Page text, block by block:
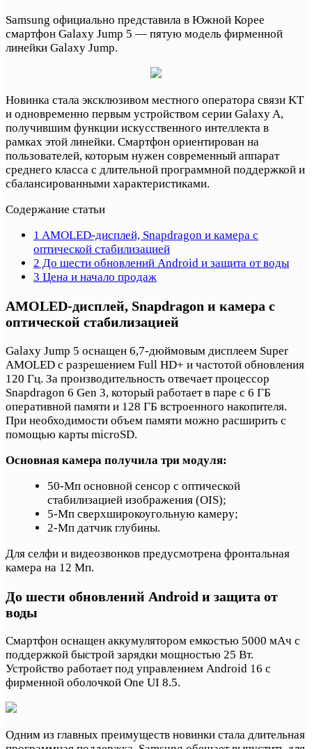
Samsung официально представила в Южной Корее
смартфон Galaxy Jump 5 — пятую модель фирменной
линейки Galaxy Jump.
Новинка стала эксклюзивом местного оператора связи KT
и одновременно первым устройством серии Galaxy A,
получившим функции искусственного интеллекта в
рамках этой линейки. Смартфон ориентирован на
пользователей, которым нужен современный аппарат
среднего класса с длительной программной поддержкой и
сбалансированными характеристиками.
Содержание статьи
1 AMOLED-дисплей, Snapdragon и камера с
оптической стабилизацией
2 До шести обновлений Android и защита от воды
3 Цена и начало продаж
AMOLED-дисплей, Snapdragon и камера с
оптической стабилизацией
Galaxy Jump 5 оснащен 6,7-дюймовым дисплеем Super
AMOLED с разрешением Full HD+ и частотой обновления
120 Гц. За производительность отвечает процессор
Snapdragon 6 Gen 3, который работает в паре с 6 ГБ
оперативной памяти и 128 ГБ встроенного накопителя.
При необходимости объем памяти можно расширить с
помощью карты microSD.
Основная камера получила три модуля:
50-Мп основной сенсор с оптической
стабилизацией изображения (OIS);
5-Мп сверхширокоугольную камеру;
2-Мп датчик глубины.
Для селфи и видеозвонков предусмотрена фронтальная
камера на 12 Мп.
До шести обновлений Android и защита от
воды
Смартфон оснащен аккумулятором емкостью 5000 мАч с
поддержкой быстрой зарядки мощностью 25 Вт.
Устройство работает под управлением Android 16 с
фирменной оболочкой One UI 8.5.
Одним из главных преимуществ новинки стала длительная